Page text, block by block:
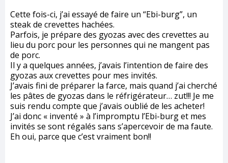
Cette fois-ci, j’ai essayé de faire un “Ebi-burg”, un
steak de crevettes hachées.
Parfois, je prépare des gyozas avec des crevettes au
lieu du porc pour les personnes qui ne mangent pas
de porc.
Il y a quelques années, j’avais l’intention de faire des
gyozas aux crevettes pour mes invités.
J’avais fini de préparer la farce, mais quand j’ai cherché
les pâtes de gyozas dans le réfrigérateur… zut!!! Je me
suis rendu compte que j’avais oublié de les acheter!
J’ai donc « inventé » à l’impromptu l’Ebi-burg et mes
invités se sont régalés sans s’apercevoir de ma faute.
Eh oui, parce que c’est vraiment bon!!